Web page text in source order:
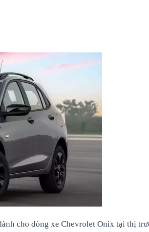
cho dòng xe Chevrolet Onix tại thị